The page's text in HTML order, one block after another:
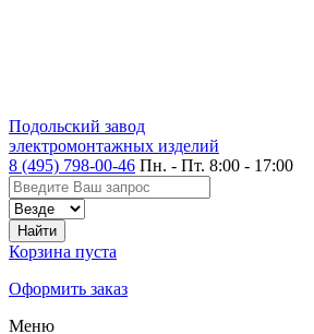
Подольский завод
электромонтажных изделий
8 (495) 798-00-46 Пн. - Пт. 8:00 - 17:00
Корзина пуста
Оформить заказ
Меню